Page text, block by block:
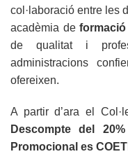
col·laboració entre les
acadèmia deformació
de qualitat i
administracions
ofereixen.
A partir d’ara el
Descompte del
Promocional es